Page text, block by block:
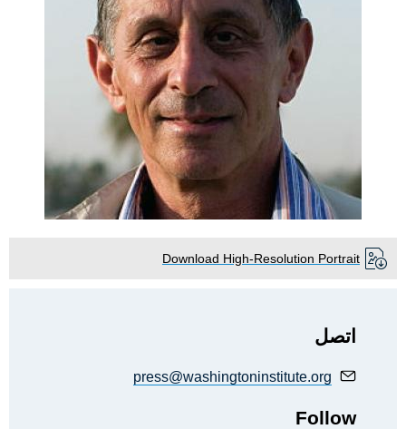
Download High-Resolution Portrait
اتصل
press@washingtoninstitute.org
Follow